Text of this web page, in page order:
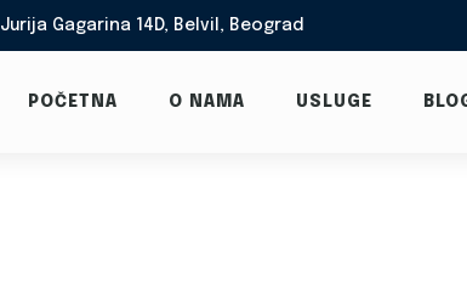
Jurija Gagarina 14D, Belvil, Beograd
POČETNA O NAMA USLUGE